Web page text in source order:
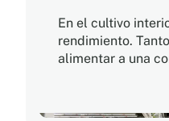
En el cultivo
rendimiento.
alimentar a una
mejores